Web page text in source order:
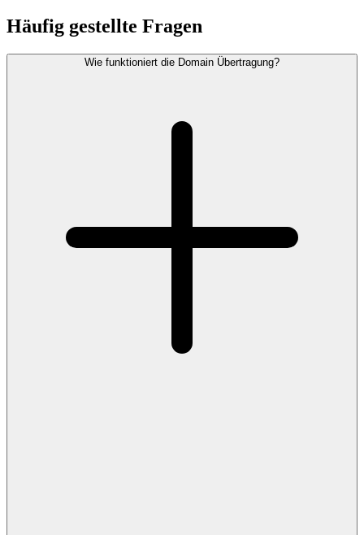
Häufig gestellte Fragen
Wie funktioniert die Domain Übertragung?